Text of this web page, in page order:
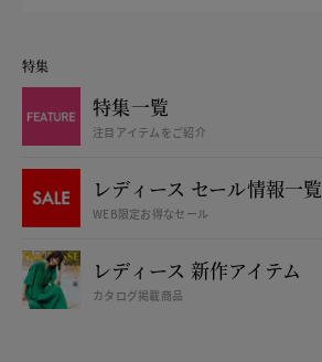
特集
特集一覧
注目アイテムをご紹介
レディース セール情報一覧
WEB限定お得なセール
レディース 新作アイテム
カタログ掲載商品